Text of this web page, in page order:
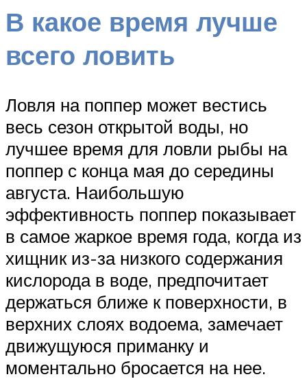
В какое время лучше
всего ловить
Ловля на поппер может вестись
весь сезон открытой воды, но
лучшее время для ловли рыбы на
поппер с конца мая до середины
августа. Наибольшую
эффективность поппер показывает
в самое жаркое время года, когда из
хищник из-за низкого содержания
кислорода в воде, предпочитает
держаться ближе к поверхности, в
верхних слоях водоема, замечает
движущуюся приманку и
моментально бросается на нее.